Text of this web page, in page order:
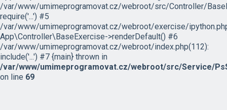
/var/www/umimeprogramovat.cz/webroot/src/Controller/
require('...') #5
/var/www/umimeprogramovat.cz/webroot/exercise/
App\Controller\BaseExercise->renderDefault() #6
/var/www/umimeprogramovat.cz/webroot/index.php(112):
include('...') #7 {main} thrown in
/var/www/umimeprogramovat.cz/webroot/src/Service/
on line 69